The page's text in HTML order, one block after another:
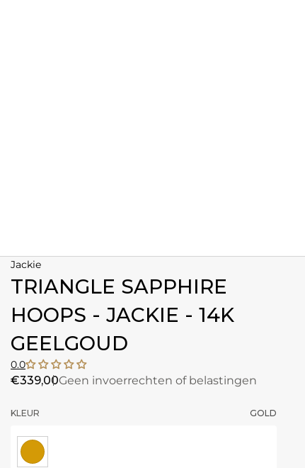
Jackie
TRIANGLE SAPPHIRE
HOOPS - JACKIE - 14K
GEELGOUD
0.0
€339,00Geen invoerrechten of belastingen
KLEUR GOLD